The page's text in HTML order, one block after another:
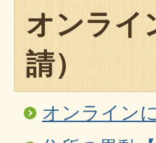
オンライ
請）
オンライン